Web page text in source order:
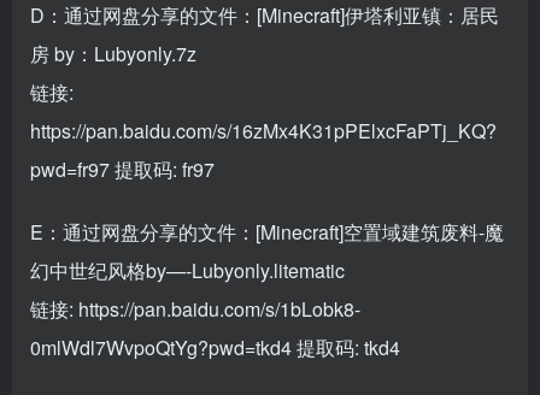
D：通过网盘分享的文件：[Minecraft]伊塔利亚镇：居民
房 by：Lubyonly.7z
链接:
https://pan.baidu.com/s/16zMx4K31pPElxcFaPTj_KQ?
pwd=fr97提取码: fr97
E：通过网盘分享的文件：[Minecraft]空置域建筑废料-魔
幻中世纪风格by—-Lubyonly.litematic
链接: https://pan.baidu.com/s/1bLobk8-
0mlWdl7WvpoQtYg?pwd=tkd4提取码: tkd4